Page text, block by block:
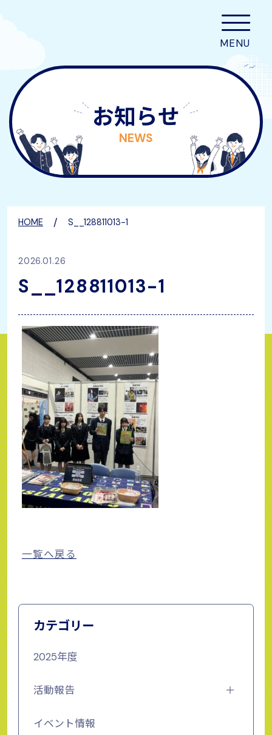
お知らせ
NEWS
HOME / S__128811013-1
2026.01.26
S__128811013-1
一覧へ戻る
カテゴリー
2025年度
活動報告
イベント情報